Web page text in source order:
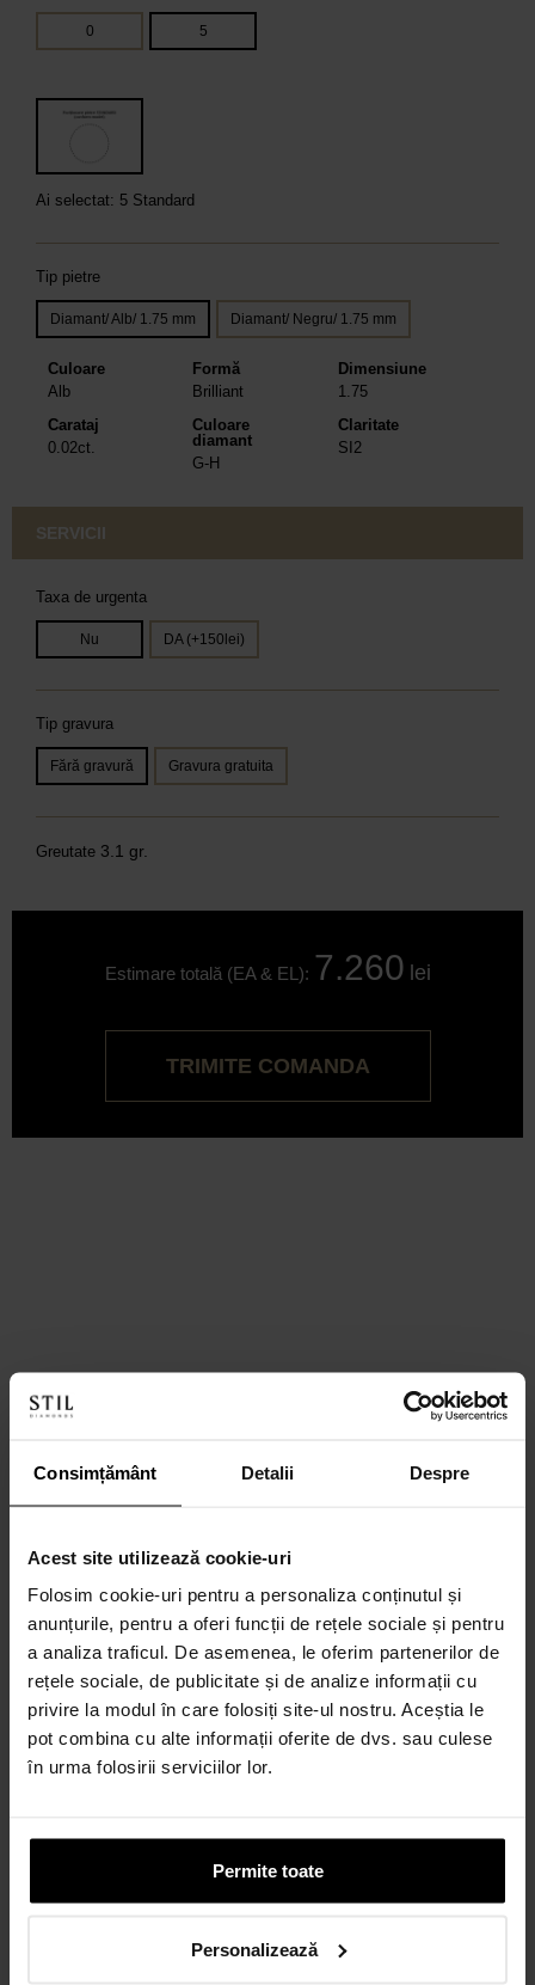
Consimțământ Detalii Despre
Acest site utilizează cookie-uri
Folosim cookie-uri pentru a personaliza conținutul și
anunțurile, pentru a oferi funcții de rețele sociale și pentru
a analiza traficul. De asemenea, le oferim partenerilor de
rețele sociale, de publicitate și de analize informații cu
privire la modul în care folosiți site-ul nostru. Aceștia le
pot combina cu alte informații oferite de dvs. sau culese
în urma folosirii serviciilor lor.
Permite toate
Personalizează
0 5
Ai selectat: 5 Standard
Tip pietre
Diamant/ Alb/ 1.75 mm Diamant/ Negru/ 1.75 mm
Culoare
Alb
Formă
Brilliant
Dimensiune
1.75
Carataj
0.02ct.
Culoare
diamant
G-H
Claritate
SI2
SERVICII
Taxa de urgenta
Nu DA (+150lei)
Tip gravura
Fără gravură Gravura gratuita
Greutate 3.1 gr.
Estimare totală (EA & EL): 7.260 lei
TRIMITE COMANDA